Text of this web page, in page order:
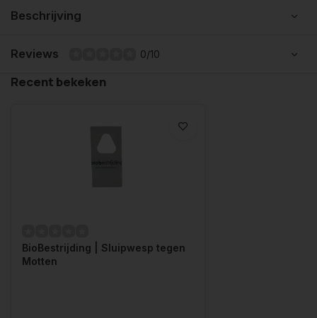
Beschrijving
Reviews 0/10
Recent bekeken
BioBestrijding | Sluipwesp tegen
Motten